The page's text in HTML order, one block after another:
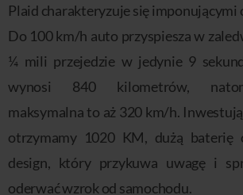
Plaid charakteryzuje się imponującymi
Do 100 km/h auto przyspiesza w
¼ mili przejedzie w jedynie 9
wynosi 840 kilometrów,
maksymalna to aż 320 km/h.
otrzymamy 1020 KM, dużą baterię
design, który przykuwa uwagę i
oderwać wzrok od samochodu.